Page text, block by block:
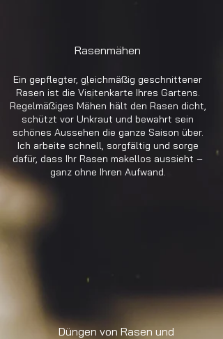
Rasenmähen
Ein gepflegter, gleichmäßig geschnittener
Rasen ist die Visitenkarte Ihres Gartens.
Regelmäßiges Mähen hält den Rasen dicht,
schützt vor Unkraut und bewahrt sein
schönes Aussehen die ganze Saison über.
Ich arbeite schnell, sorgfältig und sorge
dafür, dass Ihr Rasen makellos aussieht –
ganz ohne Ihren Aufwand.
Düngen von Rasen und